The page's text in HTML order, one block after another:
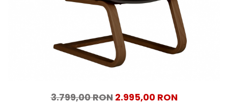
3.799,00 RON 2.995,00 RON